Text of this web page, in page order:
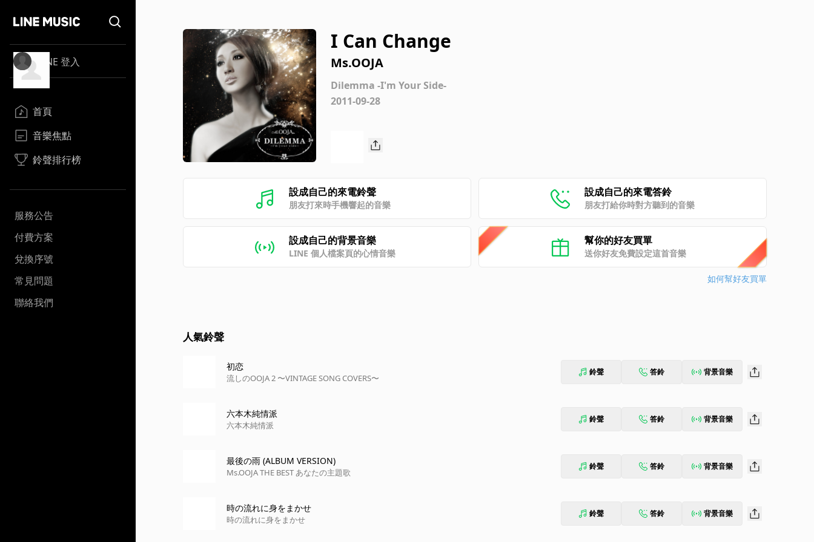
LINE 登入
首頁
音樂焦點
鈴聲排行榜
服務公告
付費方案
兌換序號
常見問題
聯絡我們
I Can Change
Ms.OOJA
Dilemma -I'm Your Side-
2011-09-28
設成自己的來電鈴聲
朋友打來時手機響起的音樂
設成自己的來電答鈴
朋友打給你時對方聽到的音樂
設成自己的背景音樂
LINE 個人檔案頁的心情音樂
幫你的好友買單
送你好友免費設定這首音樂
如何幫好友買單
人氣鈴聲
初恋
流しのOOJA 2 〜VINTAGE SONG COVERS〜
鈴聲 答鈴 背景音樂
六本木純情派
六本木純情派
鈴聲 答鈴 背景音樂
最後の雨 (ALBUM VERSION)
Ms.OOJA THE BEST あなたの主題歌
鈴聲 答鈴 背景音樂
時の流れに身をまかせ
時の流れに身をまかせ
鈴聲 答鈴 背景音樂